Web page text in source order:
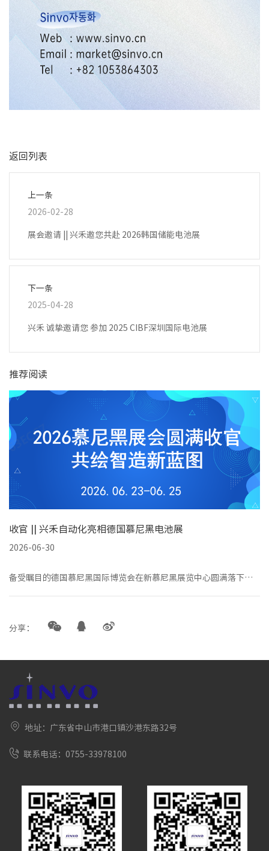
返回列表
上一条
2026-02-28
展会邀请 || 兴禾邀您共赴 2026韩国储能电池展
下一条
2025-04-28
兴禾 诚挚邀请您 参加 2025 CIBF深圳国际电池展
推荐阅读
收官 || 兴禾自动化亮相德国慕尼黑电池展
2026-06-30
备受瞩目的德国慕尼黑国际博览会在新慕尼黑展览中心圆满落下帷幕。兴禾自动化携新能源电池智造整体解决方案重磅亮相，向世界展示了中国智造的硬核实力与创新成果。
分享：
地址：广东省中山市港口镇沙港东路32号
联系电话：0755-33978100